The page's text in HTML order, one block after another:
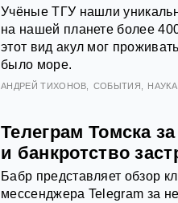
Учёные ТГУ нашли
на нашей планете более
этот вид акул мог
было море.
АНДРЕЙ ТИХОНОВ СОБЫТИЯ
Телеграм Томска
и банкротство
Бабр представляет обзор
мессенджера Telegram за